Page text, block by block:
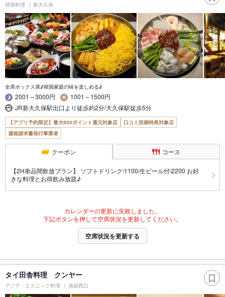
韓国料理 新大久保
全席ボックス席♪韓国家庭の味を楽しめる♪
2001～3000円
1001～1500円
JR新大久保駅出口より徒歩約2分/大久保駅徒歩5分
【アプリ予約限定】最大800ポイント還元対象店
口コミ投稿特典対象店
適格請求書発行事業者
クーポン コース
【2H単品間飲放プラン】 ソフトドリンク\1100/生ビール付\2200 お好
きな料理とお得飲み放題♪
カレンダーの更新に失敗しました。
下記ボタンを押して空席状況を更新してください。
空席状況を更新する
タイ田舎料理 クンヤー
アジア・エスニック料理 池袋西口